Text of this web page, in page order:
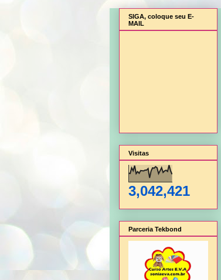
SIGA, coloque seu E-
MAIL
Visitas
3,042,421
Parceria Tekbond